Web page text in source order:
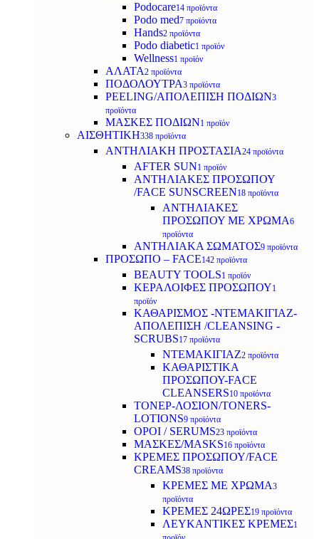
Podocare14 προϊόντα
Podo med7 προϊόντα
Hands2 προϊόντα
Podo diabetic1 προϊόν
Wellness1 προϊόν
ΑΛΑΤΑ2 προϊόντα
ΠΟΔΟΛΟΥΤΡΑ3 προϊόντα
PEELING/ΑΠΟΛΕΠΙΣΗ ΠΟΔΙΩΝ3
προϊόντα
ΜΑΣΚΕΣ ΠΟΔΙΩΝ1 προϊόν
ΑΙΣΘΗΤΙΚΗ338 προϊόντα
ΑΝΤΗΛΙΑΚΗ ΠΡΟΣΤΑΣΙΑ24 προϊόντα
AFTER SUN1 προϊόν
ΑΝΤΗΛΙΑΚΕΣ ΠΡΟΣΩΠΟΥ
/FACE SUNSCREEN18 προϊόντα
ΑΝΤΗΛΙΑΚΕΣ
ΠΡΟΣΩΠΟΥ ΜΕ ΧΡΩΜΑ6
προϊόντα
ΑΝΤΗΛΙΑΚΑ ΣΩΜΑΤΟΣ9 προϊόντα
ΠΡΟΣΩΠΟ – FACE142 προϊόντα
BEAUTY TOOLS1 προϊόν
ΚΕΡΑΛΟΙΦΕΣ ΠΡΟΣΩΠΟΥ1
προϊόν
ΚΑΘΑΡΙΣΜΟΣ -ΝΤΕΜΑΚΙΓΙΑΖ-
ΑΠΟΛΕΠΙΣΗ /CLEANSING -
SCRUBS17 προϊόντα
ΝΤΕΜΑΚΙΓΙΑΖ2 προϊόντα
ΚΑΘΑΡΙΣΤΙΚΑ
ΠΡΟΣΩΠΟΥ-FACE
CLEANSERS10 προϊόντα
ΤΟΝΕΡ-ΛΟΣΙΟΝ/TONERS-
LOTIONS9 προϊόντα
ΟΡΟΙ / SERUMS23 προϊόντα
ΜΑΣΚΕΣ/MASKS16 προϊόντα
ΚΡΕΜΕΣ ΠΡΟΣΩΠΟΥ/FACE
CREAMS38 προϊόντα
ΚΡΕΜΕΣ ΜΕ ΧΡΩΜΑ3
προϊόντα
ΚΡΕΜΕΣ 24ΩΡΕΣ19 προϊόντα
ΛΕΥΚΑΝΤΙΚΕΣ ΚΡΕΜΕΣ1